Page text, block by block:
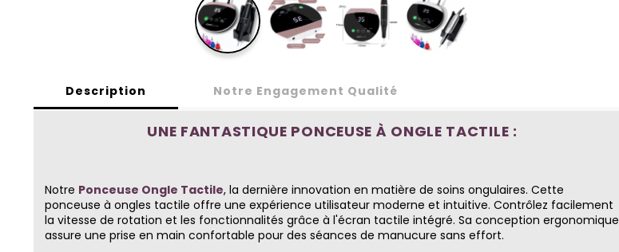
Description Notre Engagement Qualité
UNE FANTASTIQUE PONCEUSE À ONGLE TACTILE :
Notre Ponceuse Ongle Tactile, la dernière innovation en matière de soins ongulaires. Cette
ponceuse à ongles tactile offre une expérience utilisateur moderne et intuitive. Contrôlez facilement
la vitesse de rotation et les fonctionnalités grâce à l'écran tactile intégré. Sa conception ergonomique
assure une prise en main confortable pour des séances de manucure sans effort.